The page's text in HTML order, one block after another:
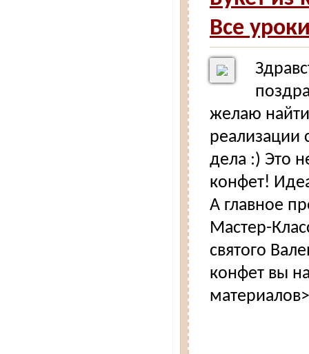
Все
желаю
реализации
дела :) Это
конфет!
А главное
Мастер-
святого
конфет вы